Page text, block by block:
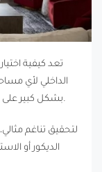
تعد كيفية
الداخلي لأي
بشكل كبير على طاقة المكان، وتمنحه شعورًا بالراحة أو الحيوية.
لتحقيق تناغم
الديكور أو